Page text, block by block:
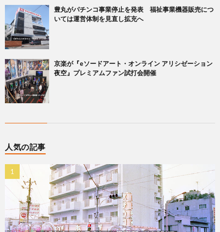
豊丸がパチンコ事業停止を発表 福祉事業機器販売につ
いては運営体制を見直し拡充へ
京楽が『eソードアート・オンライン アリシゼーション
夜空』プレミアムファン試打会開催
人気の記事